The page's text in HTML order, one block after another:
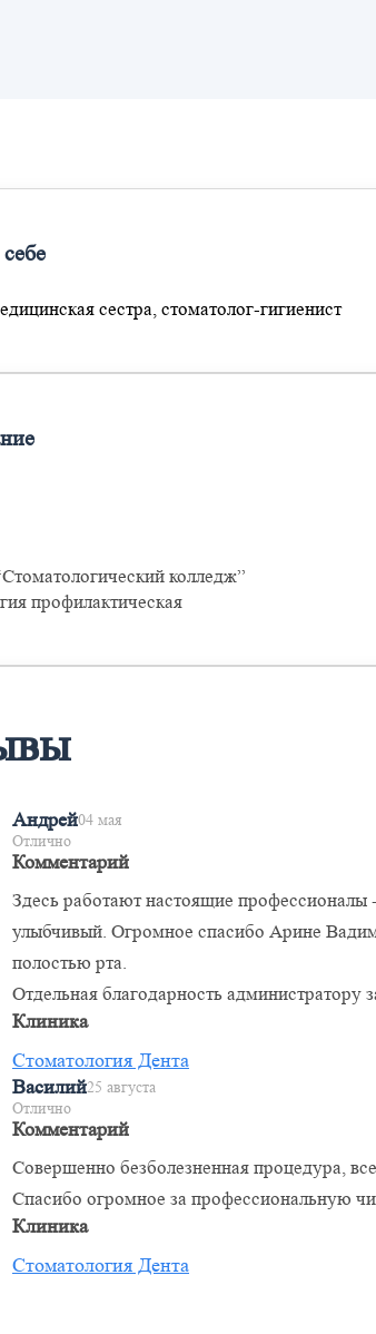
сестра, стоматолог-гигиенист
колледж”
профилактическая
Андрей04 мая
Отлично
Комментарий
Здесь работают настоящие
улыбчивый. Огромное спасибо Арине
полостью рта.
Отдельная благодарность
Клиника
Стоматология Дента
Василий25 августа
Отлично
Комментарий
Совершенно безболезненная процедура,
Спасибо огромное за профессиональную
Клиника
Стоматология Дента